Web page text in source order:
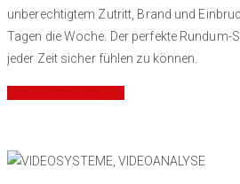
unberechtigtem Zutritt, Brand und
Tagen die Woche. Der perfekte Rundum-
jeder Zeit sicher fühlen zu können.